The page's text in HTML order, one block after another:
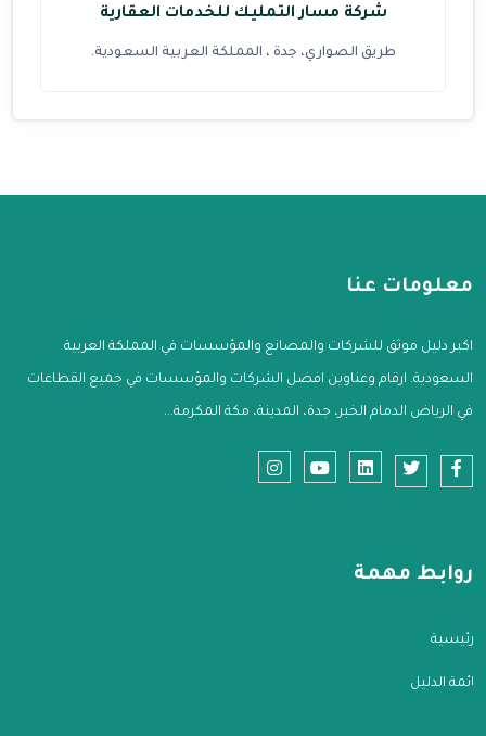
شركة مسار التمليك للخدمات العقارية
طريق الصواري، جدة ، المملكة العربية السعودية.
معلومات عنا
اكبر دليل موثق للشركات والمصانع والمؤسسات في المملكة العربية
السعودية. ارقام وعناوين افضل الشركات والمؤسسات في جميع القطاعات
في الرياض الدمام الخبر، جدة، المدينة، مكة المكرمة...
روابط مهمة
الرئيسية
قائمة الدليل